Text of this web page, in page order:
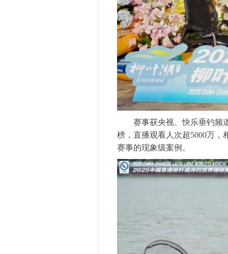
赛事获央视、快乐垂钓频道
榜，直播观看人次超5000万，
赛事的现象级案例。